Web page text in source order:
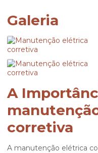
Galeria
A
corretiva
A manutenção elétrica